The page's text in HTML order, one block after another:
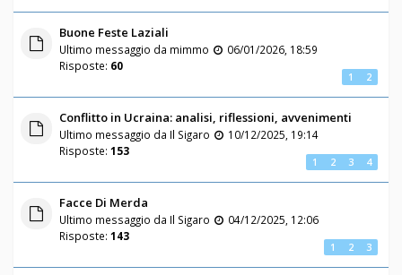
Buone Feste Laziali
Ultimo messaggio da mimmo
06/01/2026, 18:59
Risposte: 60
1 2
Conflitto in Ucraina: analisi, riflessioni, avvenimenti
Ultimo messaggio da Il Sigaro
10/12/2025, 19:14
Risposte: 153
1 2 3 4
Facce Di Merda
Ultimo messaggio da Il Sigaro
04/12/2025, 12:06
Risposte: 143
1 2 3